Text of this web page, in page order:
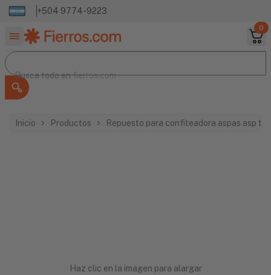
+504 9774-9223
0
Buscar productos
Busca todo en
Busca todo enfierros.com
Inicio Productos Repuesto para confiteadora aspas asp
Haz clic en la imagen para alargar